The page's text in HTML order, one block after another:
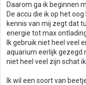
Daarom ga ik beginnen
De accu die ik op het
kennis van mij zegt dat
energie tot max
Ik gebruik niet heel veel
aquarium eerlijk gezegd
niet heel veel zijn schat ik.
Ik wil een soort van